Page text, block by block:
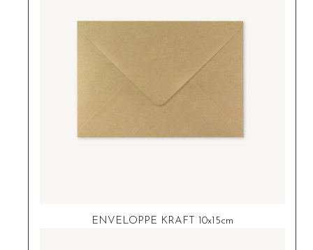
ENVELOPPE KRAFT 10x15cm